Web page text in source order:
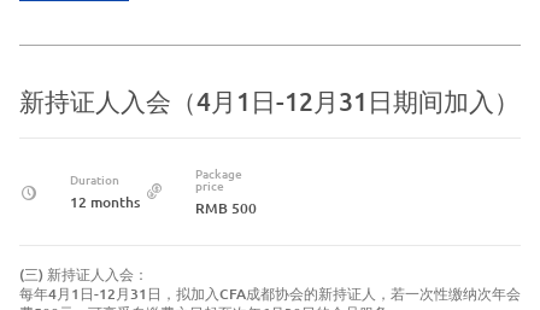
新持证人入会（4月1日-12月31日期间加入）
Duration
12 months
Package
price
RMB 500
(三) 新持证人入会：
每年4月1日-12月31日，拟加入CFA成都协会的新持证人，若一次性缴纳次年会